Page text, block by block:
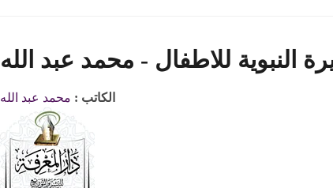
النبوية للاطفال - محمد عبد الله
الكاتب : محمد عبد الله